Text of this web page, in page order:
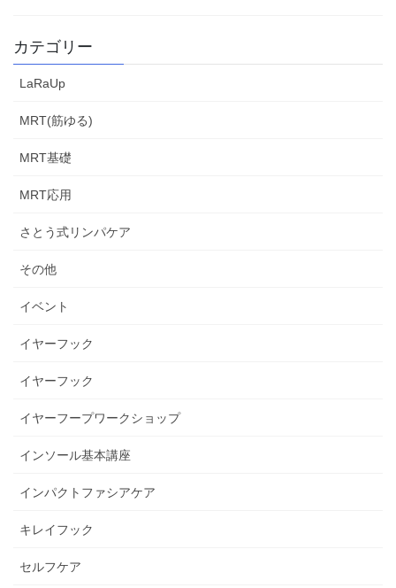
カテゴリー
LaRaUp
MRT(筋ゆる)
MRT基礎
MRT応用
さとう式リンパケア
その他
イベント
イヤーフック
イヤーフック
イヤーフープワークショップ
インソール基本講座
インパクトファシアケア
キレイフック
セルフケア